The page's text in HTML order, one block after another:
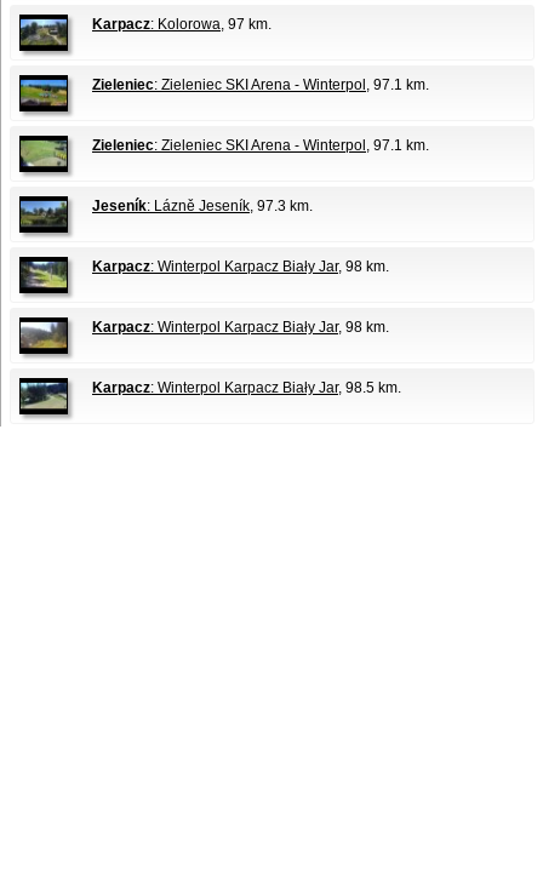
Karpacz: Kolorowa, 97 km.
Zieleniec: Zieleniec SKI Arena - Winterpol , 97.1 km.
Zieleniec: Zieleniec SKI Arena - Winterpol , 97.1 km.
Jeseník: Lázně Jeseník, 97.3 km.
Karpacz: Winterpol Karpacz Biały Jar, 98 km.
Karpacz: Winterpol Karpacz Biały Jar, 98 km.
Karpacz: Winterpol Karpacz Biały Jar, 98.5 km.